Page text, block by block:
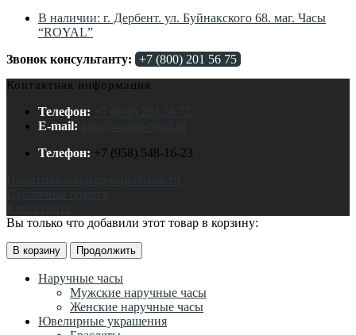
В наличии: г. Дербент. ул. Буйнакского 68. маг. Часы
“ROYAL”
Звонок консультанту: +7 (800) 201 56 75
Контактная информация
Телефон:
+7 (800) 201 56 75
E-mail:
Телефон: +7 (958) 548-16-23
Карта сайта
Вы только что добавили этот товар в корзину:
В корзину Продолжить
Наручные часы
Мужские наручные часы
Женские наручные часы
Ювелирные украшения